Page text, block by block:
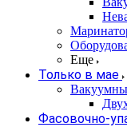
Еще
Только в мае
Фасовочно-